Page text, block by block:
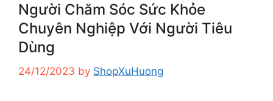
Người Chăm Sóc Sức Khỏe
Chuyên Nghiệp Với Người Tiêu
Dùng
24/12/2023 by ShopXuHuong